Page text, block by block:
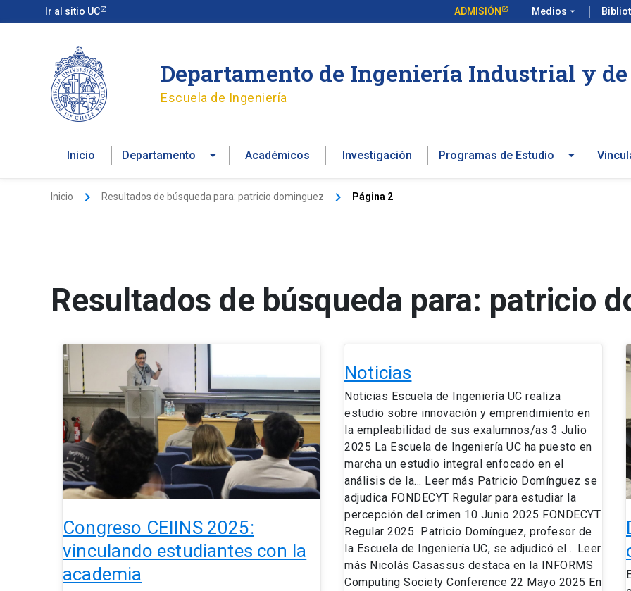
Ir al sitio UC ADMISIÓN Medios arrow_drop_down
al
Departamento de Ingeniería Industrial y
Escuela de Ingeniería
Inicio Departamento Académicos Investigación Programas de Estudio
Inicio Resultados de búsqueda para: patricio dominguez Página 2
Resultados de búsqueda para: patricio
Congreso CEIINS 2025:
vinculando estudiantes con la
academia
Congreso
CEIINS
2025:
vinculando
estudiantes
con
la
academia
Noticias
Noticias Escuela de Ingeniería UC realiza
estudio sobre innovación y emprendimiento en
la empleabilidad de sus exalumnos/as 3 Julio
2025 La Escuela de Ingeniería UC ha puesto en
marcha un estudio integral enfocado en el
análisis de la… Leer más Patricio Domínguez se
adjudica FONDECYT Regular para estudiar la
percepción del crimen 10 Junio 2025 FONDECYT
Regular 2025 Patricio Domínguez, profesor de
la Escuela de Ingeniería UC, se adjudicó el… Leer
más Nicolás Casassus destaca en la INFORMS
Computing Society Conference 22 Mayo 2025 En